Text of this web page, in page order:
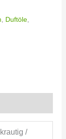
Duftöle,
/